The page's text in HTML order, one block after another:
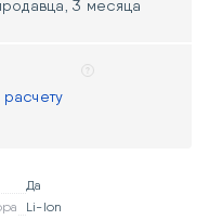
3 месяца
Да
Li-Ion